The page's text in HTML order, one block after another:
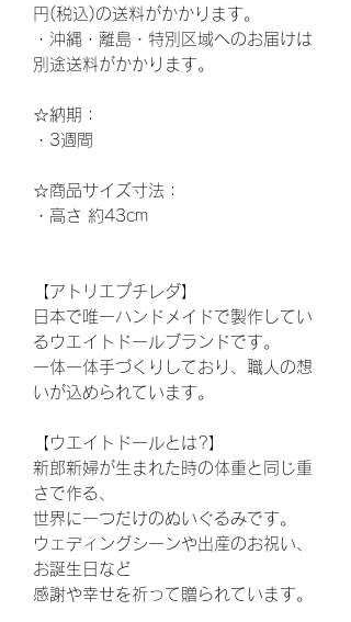
円(税込)の送料がかかります。
・沖縄・離島・特別区域へのお届けは
別途送料がかかります。
☆納期 ：
・ 3週間
☆商品サイズ寸法：
・高さ 約43cm
【アトリエプチレダ】
日本で唯一ハンドメイドで製作してい
るウエイトドールブランドです。
一体一体手づくりしており、職人の想
いが込められています。
【ウエイトドールとは?】
新郎新婦が生まれた時の体重と同じ重
さで作る、
世界に一つだけのぬいぐるみです。
ウェディングシーンや出産のお祝い、
お誕生日など
感謝や幸せを祈って贈られています。